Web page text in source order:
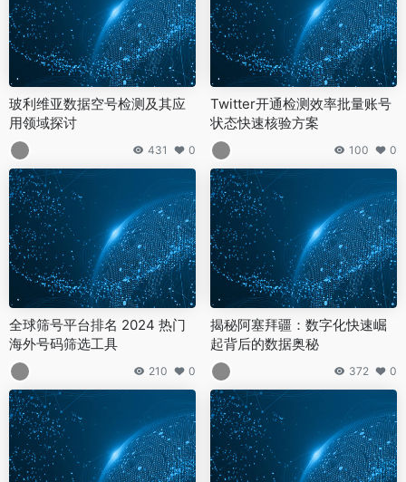
玻利维亚数据空号检测及其应
用领域探讨
431 0
Twitter开通检测效率批量账号
状态快速核验方案
100 0
全球筛号平台排名 2024 热门
海外号码筛选工具
210 0
揭秘阿塞拜疆：数字化快速崛
起背后的数据奥秘
372 0